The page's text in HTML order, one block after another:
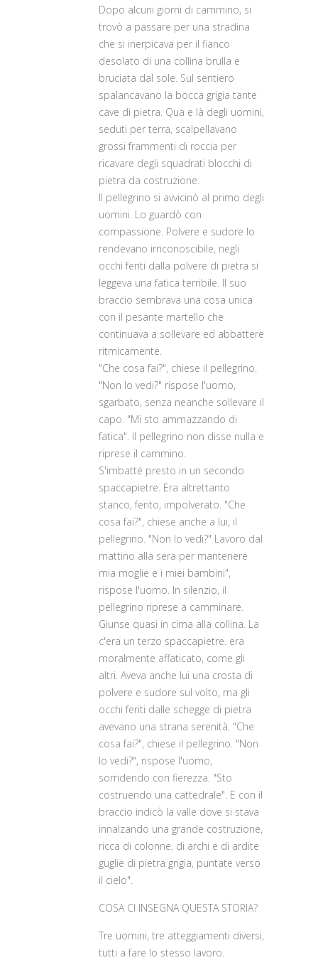
Dopo alcuni giorni di cammino, si
trovò a passare per una stradina
che si inerpicava per il fianco
desolato di una collina brulla e
bruciata dal sole. Sul sentiero
spalancavano la bocca grigia tante
cave di pietra. Qua e là degli uomini,
seduti per terra, scalpellavano
grossi frammenti di roccia per
ricavare degli squadrati blocchi di
pietra da costruzione.
Il pellegrino si avvicinò al primo degli
uomini. Lo guardò con
compassione. Polvere e sudore lo
rendevano irriconoscibile, negli
occhi feriti dalla polvere di pietra si
leggeva una fatica terribile. Il suo
braccio sembrava una cosa unica
con il pesante martello che
continuava a sollevare ed abbattere
ritmicamente.
"Che cosa fai?", chiese il pellegrino.
"Non lo vedi?" rispose l'uomo,
sgarbato, senza neanche sollevare il
capo. "Mi sto ammazzando di
fatica". Il pellegrino non disse nulla e
riprese il cammino.
S'imbatté presto in un secondo
spaccapietre. Era altrettanto
stanco, ferito, impolverato. "Che
cosa fai?", chiese anche a lui, il
pellegrino. "Non lo vedi?" Lavoro dal
mattino alla sera per mantenere
mia moglie e i miei bambini",
rispose l'uomo. In silenzio, il
pellegrino riprese a camminare.
Giunse quasi in cima alla collina. La
c'era un terzo spaccapietre. era
moralmente affaticato, come gli
altri. Aveva anche lui una crosta di
polvere e sudore sul volto, ma gli
occhi feriti dalle schegge di pietra
avevano una strana serenità. "Che
cosa fai?", chiese il pellegrino. "Non
lo vedi?", rispose l'uomo,
sorridendo con fierezza. "Sto
costruendo una cattedrale". E con il
braccio indicò la valle dove si stava
innalzando una grande costruzione,
ricca di colonne, di archi e di ardite
guglie di pietra grigia, puntate verso
il cielo".
COSA CI INSEGNA QUESTA STORIA?
Tre uomini, tre atteggiamenti diversi,
tutti a fare lo stesso lavoro.